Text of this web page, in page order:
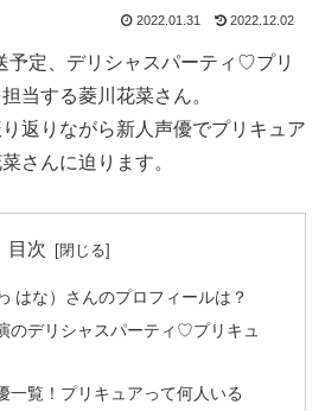
2022.01.31 2022.12.02
予定、デリシャスパーティ♡プリ
当する菱川花菜さん。
返りながら新人声優でプリキュア
さんに迫ります。
目次
はな）さんのプロフィールは？
のデリシャスパーティ♡プリキュ
一覧！プリキュアって何人いる